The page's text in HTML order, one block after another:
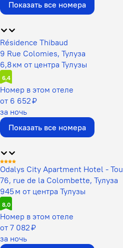
Показать все номера
Résidence Thibaud
9 Rue Colomies, Тулуза
6,8 км от центра Тулузы
6,4
Номер в этом отеле
от 6 652 ₽
за ночь
Показать все номера
Odalys City Apartment Hotel -
76, rue de la Colombette, Тулуза
945 м от центра Тулузы
8,0
Номер в этом отеле
от 7 082 ₽
за ночь